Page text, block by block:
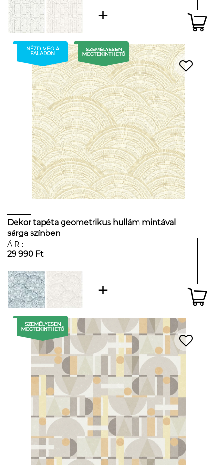
NÉZD MEG A
FALADON
Dekor tapéta geometrikus hullám mintával
sárga színben
ÁR:
29 990 Ft